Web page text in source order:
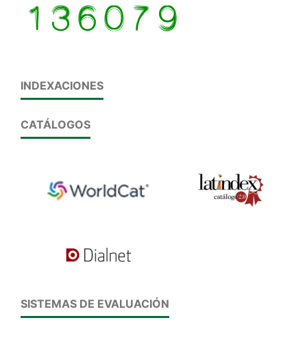
INDEXACIONES
CATÁLOGOS
SISTEMAS DE EVALUACIÓN